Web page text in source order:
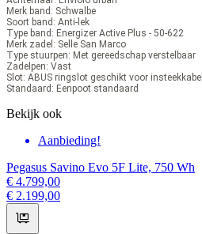
Merk band: Schwalbe
Soort band: Anti-lek
Type band: Energizer Active Plus - 50-622
Merk zadel: Selle San Marco
Type stuurpen: Met gereedschap verstelbaar
Zadelpen: Vast
Slot: ABUS ringslot geschikt voor insteekkabel
Standaard: Eenpoot standaard
Bekijk ook
Aanbieding!
Pegasus Savino Evo 5F Lite, 750 Wh
€ 4.799,00
€ 2.199,00